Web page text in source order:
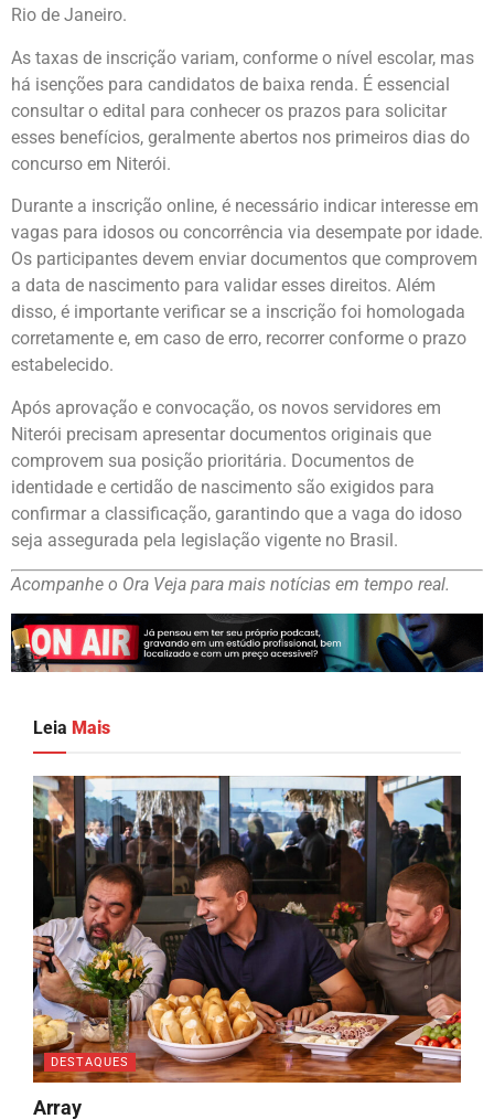
Rio de Janeiro.
As taxas de inscrição variam, conforme o nível escolar, mas
há isenções para candidatos de baixa renda. É essencial
consultar o edital para conhecer os prazos para solicitar
esses benefícios, geralmente abertos nos primeiros dias do
concurso em Niterói.
Durante a inscrição online, é necessário indicar interesse em
vagas para idosos ou concorrência via desempate por idade.
Os participantes devem enviar documentos que comprovem
a data de nascimento para validar esses direitos. Além
disso, é importante verificar se a inscrição foi homologada
corretamente e, em caso de erro, recorrer conforme o prazo
estabelecido.
Após aprovação e convocação, os novos servidores em
Niterói precisam apresentar documentos originais que
comprovem sua posição prioritária. Documentos de
identidade e certidão de nascimento são exigidos para
confirmar a classificação, garantindo que a vaga do idoso
seja assegurada pela legislação vigente no Brasil.
Acompanhe o Ora Veja para mais notícias em tempo real.
Leia Mais
DESTAQUES
Array